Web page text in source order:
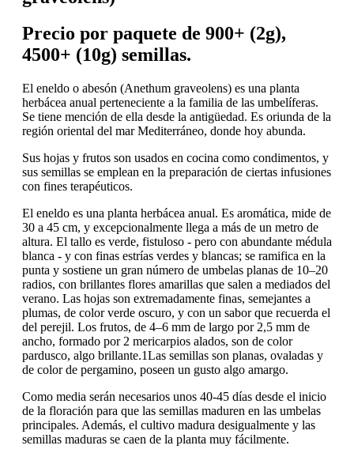
Precio por paquete de 900+ (2g),
4500+ (10g) semillas.
El eneldo o abesón (Anethum graveolens) es una planta
herbácea anual perteneciente a la familia de las umbelíferas.
Se tiene mención de ella desde la antigüedad. Es oriunda de la
región oriental del mar Mediterráneo, donde hoy abunda.
Sus hojas y frutos son usados en cocina como condimentos, y
sus semillas se emplean en la preparación de ciertas infusiones
con fines terapéuticos.
El eneldo es una planta herbácea anual. Es aromática, mide de
30 a 45 cm, y excepcionalmente llega a más de un metro de
altura. El tallo es verde, fistuloso - pero con abundante médula
blanca - y con finas estrías verdes y blancas; se ramifica en la
punta y sostiene un gran número de umbelas planas de 10–20
radios, con brillantes flores amarillas que salen a mediados del
verano. Las hojas son extremadamente finas, semejantes a
plumas, de color verde oscuro, y con un sabor que recuerda el
del perejil. Los frutos, de 4–6 mm de largo por 2,5 mm de
ancho, formado por 2 mericarpios alados, son de color
pardusco, algo brillante.1​Las semillas son planas, ovaladas y
de color de pergamino, poseen un gusto algo amargo.
Como media serán necesarios unos 40-45 días desde el inicio
de la floración para que las semillas maduren en las umbelas
principales. Además, el cultivo madura desigualmente y las
semillas maduras se caen de la planta muy fácilmente.